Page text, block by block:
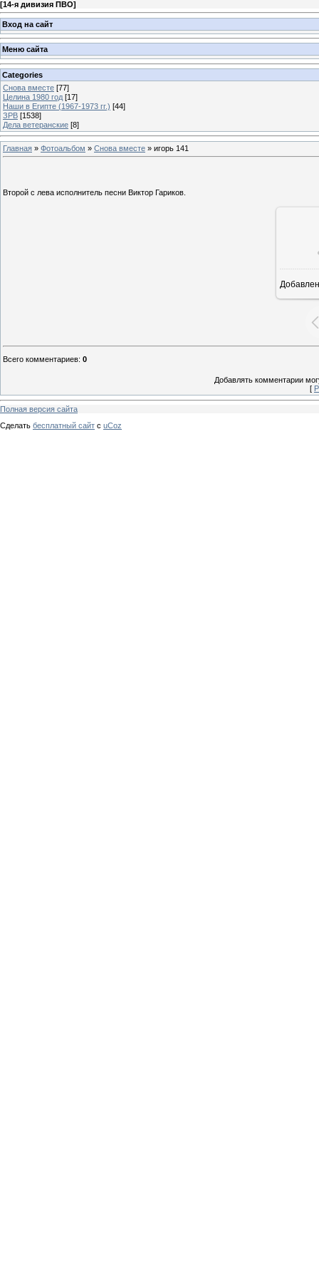
[14-я дивизия ПВО]
Вход на сайт
Меню сайта
Categories
Снова вместе [77]
Целина 1980 год [17]
Наши в Египте (1967-1973 гг.) [44]
ЗРВ [1538]
Дела ветеранские [8]
Главная » Фотоальбом » Снова вместе » игорь 141
Второй с лева исполнитель песни Виктор Гариков.
Всего комментариев: 0
Добавлять комментарии
[
Полная версия сайта
Сделать бесплатный сайт с uCoz